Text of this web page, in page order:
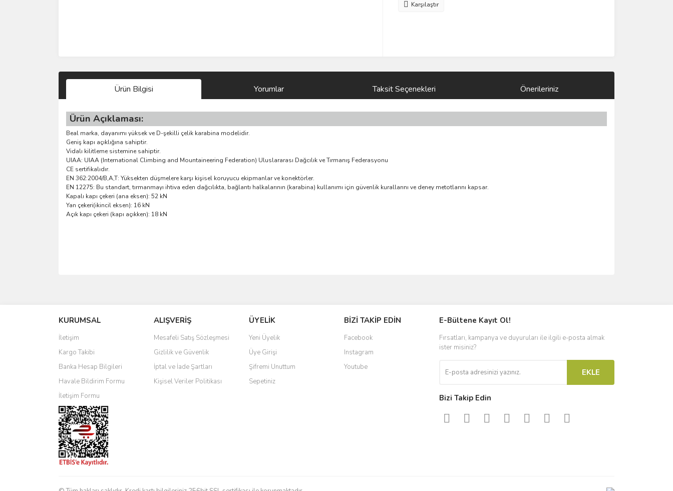
Karşılaştır
Ürün Bilgisi Yorumlar Taksit Seçenekleri Önerileriniz
Ürün Açıklaması:
Beal marka, dayanımı yüksek ve D-şekilli çelik karabina modelidir.
Geniş kapı açıklığına sahiptir.
Vidalı kilitleme sistemine sahiptir.
UIAA: UIAA (International Climbing and Mountaineering Federation) Uluslararası Dağcılık ve Tırmanış Federasyonu
CE sertifikalıdır.
EN 362:2004/B,A,T: Yüksekten düşmelere karşı kişisel koruyucu ekipmanlar ve konektörler.
EN 12275: Bu standart, tırmanmayı ihtiva eden dağcılıkta, bağlantı halkalarının (karabina) kullanımı için güvenlik kurallarını ve deney metotlarını kapsar.
Kapalı kapı çekeri (ana eksen): 52 kN
Yan çekeri(ikincil eksen): 16 kN
Açık kapı çekeri (kapı açıkken): 18 kN
Ürün resmi kalitesiz, bozuk veya görüntülenemiyor.
Ürün açıklamasında eksik bilgiler bulunuyor.
Ürün bilgilerinde hatalar bulunuyor.
Ürün fiyatı diğer sitelerden daha pahalı.
Bu ürüne benzer farklı alternatifler olmalı.
KURUMSAL
İletişim
Kargo Takibi
Banka Hesap Bilgileri
Havale Bildirim Formu
İletişim Formu
ALIŞVERİŞ
Mesafeli Satış Sözleşmesi
Gizlilik ve Güvenlik
İptal ve İade Şartları
Kişisel Veriler Politikası
ÜYELİK
Yeni Üyelik
Üye Girişi
Şifremi Unuttum
Sepetiniz
BİZİ TAKİP EDİN
Facebook
Instagram
Youtube
E-Bültene Kayıt Ol!
Fırsatları, kampanya ve duyuruları ile ilgili e-posta almak
ister misiniz?
EKLE
Bizi Takip Edin